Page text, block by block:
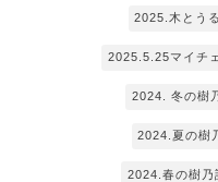
2025.木とう
2025.5.25マイチ
2024. 冬の樹
2024.夏の樹
2024.春の樹乃